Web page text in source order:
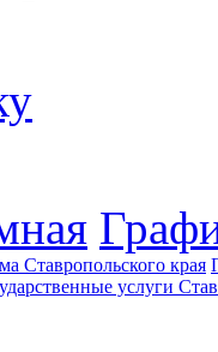
Ставропольского края
услуги